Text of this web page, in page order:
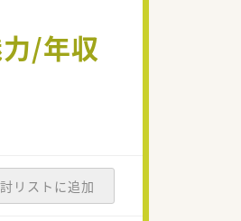
/年収
リストに追加